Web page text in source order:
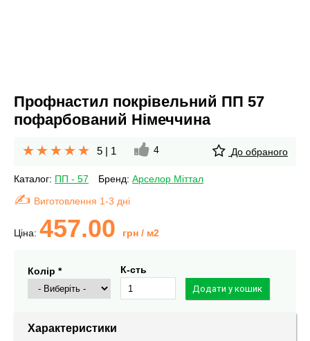
Профнастил покрівельний ПП 57
пофарбований Німеччина
5 | 1 4 До обраного
Каталог: ПП - 57 Бренд: Арселор Міттал
Виготовлення 1-3 дні
Ціна: 457.00 грн / м2
Колір * К-сть
Характеристики